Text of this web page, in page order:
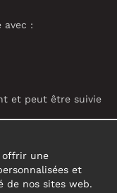
avec :
et peut être suivie
offrir une
et
de nos sites web.